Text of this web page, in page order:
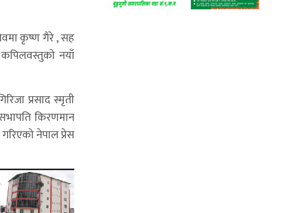
कृष्ण गैरे , सह
नयाँ
प्रसाद स्मृती
किरणमान
नेपाल प्रेस